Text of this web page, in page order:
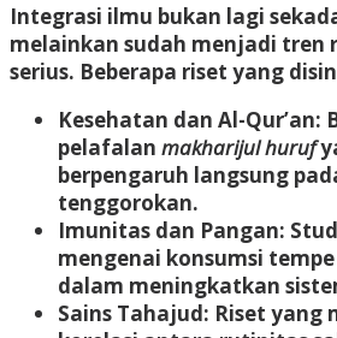
Integrasi ilmu bukan lagi
melainkan sudah menjadi tren
serius. Beberapa riset yang
Kesehatan dan Al-Qur’an:
pelafalan makharijul huruf
berpengaruh langsung
tenggorokan.
Imunitas dan Pangan:
mengenai konsumsi
dalam meningkatkan
Sains Tahajud: Riset yang